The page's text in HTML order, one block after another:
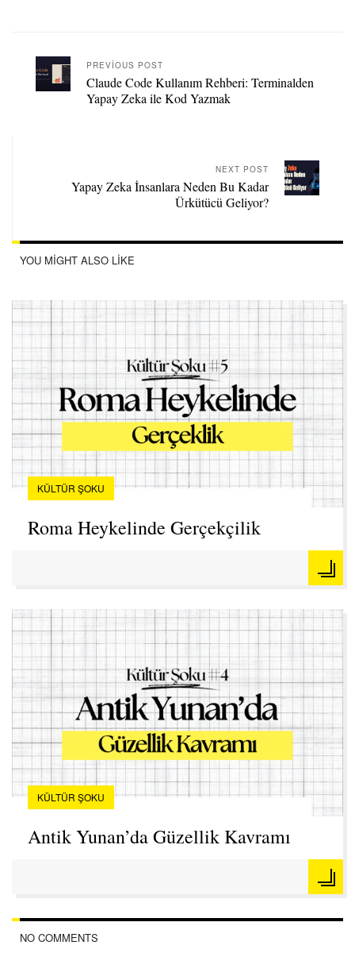
PREVIOUS POST
Claude Code Kullanım Rehberi: Terminalden
Yapay Zeka ile Kod Yazmak
NEXT POST
Yapay Zeka İnsanlara Neden Bu Kadar
Ürkütücü Geliyor?
YOU MIGHT ALSO LIKE
KÜLTÜR ŞOKU
Roma Heykelinde Gerçekçilik
KÜLTÜR ŞOKU
Antik Yunan’da Güzellik Kavramı
NO COMMENTS